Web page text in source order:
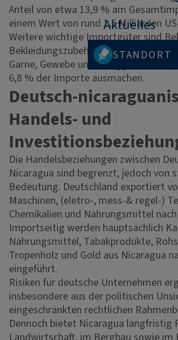
Aktuelles
STANDORT
Anteil von etwa 13,9 % am
einem Wert von rund 1,5 Milliarden
Weitere wichtige Importgüter sind
Bekleidungszubehör mit einem Anteil
Garne, Gewebe und fertiggestellte
6,8 % der Importe ausmachen.
Deutsch-
Handels- und
Die Handelsbeziehungen zwischen
Nicaragua sind begrenzt, jedoch von
Bedeutung. Deutschland exportiert
Maschinen, (eletro-, mess-& regel-)
Chemikalien und Nahrungsmittel
Importseitig werden hauptsächlich
Nahrungsmittel, Tabakprodukte,
Tropenholz und Gold aus Nicaragua
eingeführt.
Risiken für deutsche Unternehmen
insbesondere aus der politischen
eingeschränkten rechtlichen
Dennoch bietet Nicaragua langfristig
Landwirtschaft, im Bergbau sowie im